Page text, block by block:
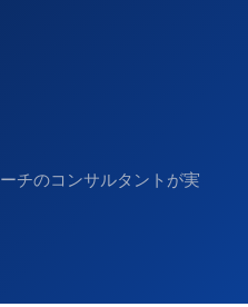
チのコンサルタントが実